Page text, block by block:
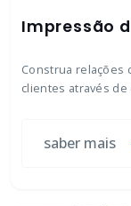
Impressão
Construa relações
clientes através
saber mais